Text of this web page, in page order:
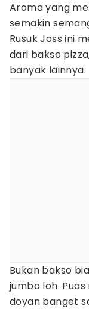
Aroma yang
semakin
Rusuk Joss ini
dari bakso
banyak lainnya.
Bukan bakso
jumbo loh.
doyan banget